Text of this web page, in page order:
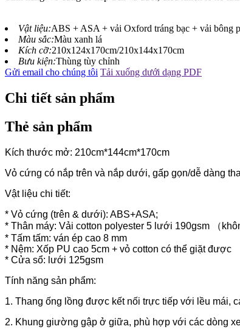
Vật liệu:ABS + ASA + vải Oxford tráng bạc + vải bông
Màu sắc:Màu xanh lá
Kích cỡ:210x124x170cm/210x144x170cm
Bưu kiện:Thùng tùy chỉnh
Gửi email cho chúng tôi Tải xuống dưới dạng PDF
Chi tiết sản phẩm
Thẻ sản phẩm
Kích thước mở: 210cm*144cm*170cm
Vỏ cứng có nắp trên và nắp dưới, gấp gọn/dễ dàng
Vật liệu chi tiết:
* Vỏ cứng (trên & dưới): ABS+ASA;
* Thân máy: Vải cotton polyester 5 lưới 190gsm （
* Tấm tấm: ván ép cao 8 mm
* Nệm: Xốp PU cao 5cm + vỏ cotton có thể giặt được
* Cửa sổ: lưới 125gsm
Tính năng sản phẩm:
1. Thang ống lồng được kết nối trực tiếp với lều mái,
2. Khung giường gập ở giữa, phù hợp với các dòng